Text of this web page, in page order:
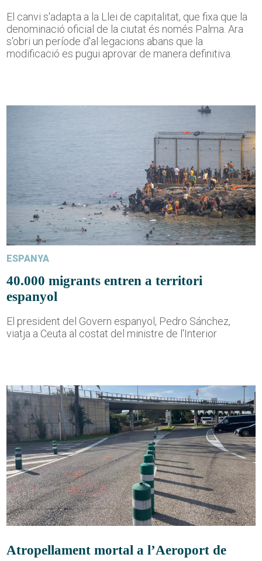
El canvi s'adapta a la Llei de capitalitat, que fixa que la
denominació oficial de la ciutat és només Palma. Ara
s'obri un període d'al·legacions abans que la
modificació es pugui aprovar de manera definitiva.
ESPANYA
40.000 migrants entren a territori
espanyol
El president del Govern espanyol, Pedro Sánchez,
viatja a Ceuta al costat del ministre de l'Interior
Atropellament mortal a l’Aeroport de